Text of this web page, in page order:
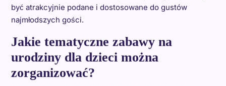
być atrakcyjnie podane i dostosowane do gustów
najmłodszych gości.
Jakie tematyczne zabawy na
urodziny dla dzieci można
zorganizować?